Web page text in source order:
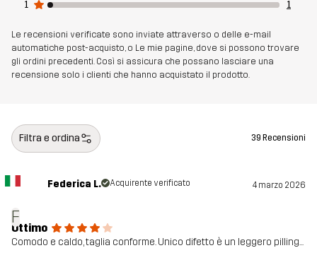
Numero di
articolo
11000_2498
1
1
Le recensioni verificate sono inviate attraverso o delle e-mail
automatiche post-acquisto, o Le mie pagine, dove si possono trovare
gli ordini precedenti. Così si assicura che possano lasciare una
recensione solo i clienti che hanno acquistato il prodotto.
Filtra e ordina 39 Recensioni
F
Federica L. Acquirente verificato 4 marzo 2026
Ottimo
Comodo e caldo, taglia conforme. Unico difetto è un leggero pilling...